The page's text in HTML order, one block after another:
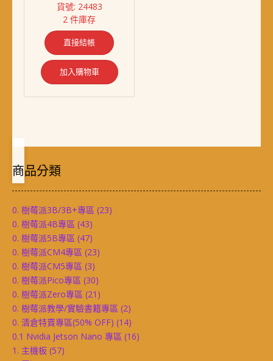
價
格：
NT$ 3,038。NT$ 2,880。
貨號: 24483
2 件庫存
直接結帳
加入購物車
商品分類
0. 樹莓派3B/3B+專區 (23)
0. 樹莓派4B專區 (43)
0. 樹莓派5B專區 (47)
0. 樹莓派CM4專區 (23)
0. 樹莓派CM5專區 (3)
0. 樹莓派Pico專區 (30)
0. 樹莓派Zero專區 (21)
0. 樹莓派教學/實驗書籍專區 (2)
0. 清倉特賣專區(50% OFF) (14)
0.1 Nvidia Jetson Nano 專區 (16)
1. 主機板 (57)